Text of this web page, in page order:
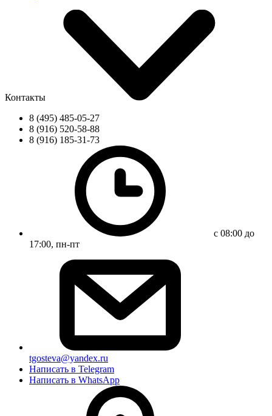
Контакты
8 (495) 485-05-27
8 (916) 520-58-88
8 (916) 185-31-73
с 08:00 до
17:00, пн-пт
tgosteva@yandex.ru
Написать в Telegram
Написать в WhatsApp